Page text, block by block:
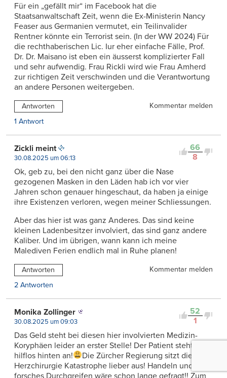
Für ein „gefällt mir“ im Facebook hat die
Staatsanwaltschaft Zeit, wenn die Ex-Ministerin Nancy
Feaser aus Germanien vermutet, ein Teilinvalider
Rentner könnte ein Terrorist sein. (In der WW 2024) Für
die rechthaberischen Lic. Iur eher einfache Fälle, Prof.
Dr. Dr. Maisano ist eben ein äusserst komplizierter Fall
und sehr aufwendig. Frau Rickli wird wie Frau Amherd
zur richtigen Zeit verschwinden und die Verantwortung
an andere Personen weitergeben.
Antworten
Kommentar melden
1 Antwort
66
8
Zickli meint
30.08.2025 um 06:13
Ok, geb zu, bei den nicht ganz über die Nase
gezogenen Masken in den Läden hab ich vor vier
Jahren schon genauer hingeschaut, da haben ja einige
ihre Existenzen verloren, wegen meiner Schliessungen.
Aber das hier ist was ganz Anderes. Das sind keine
kleinen Ladenbesitzer involviert, das sind ganz andere
Kaliber. Und im übrigen, wann kann ich meine
Malediven Ferien endlich mal in Ruhe planen!
Antworten
Kommentar melden
2 Antworten
52
1
Monika Zollinger
30.08.2025 um 09:03
Das Geld steht bei diesen hier involvierten Medizin-
Koryphäen leider an erster Stelle! Der Patient steht
hilflos hinten an!
Die Zürcher Regierung sitzt die
Herzchirurgie Katastrophe lieber aus! Handeln und ein
forsches Durchgreifen wäre schon lange gefragt!! Zum